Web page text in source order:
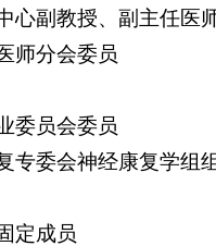
心副教授、副主任医
师分会委员
委员会委员
专委会神经康复学组
定成员